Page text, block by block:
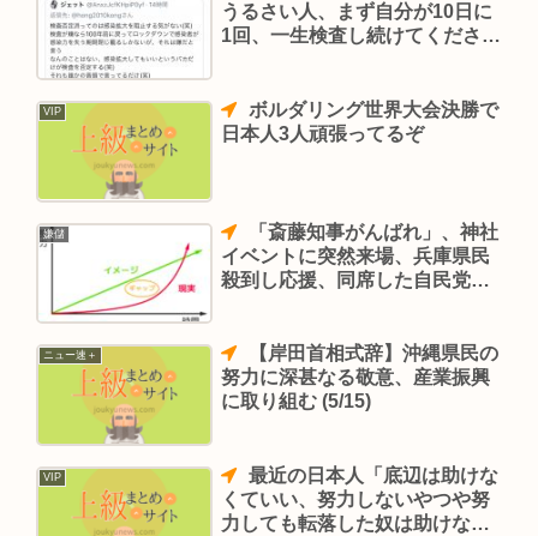
うるさい人、まず自分が10日に
1回、一生検査し続けてくださ
VIP
ボルダリング世界大会決勝で
日本人3人頑張ってるぞ
嫌儲
イベントに突然来場、兵庫県民
殺到し応援、同席した自民党は
ニュー速＋
努力に深甚なる敬意、産業振興
に取り組む (5/15)
VIP
最近の日本人「底辺は助けな
くていい、努力しないやつや努
力しても転落した奴は助けなく